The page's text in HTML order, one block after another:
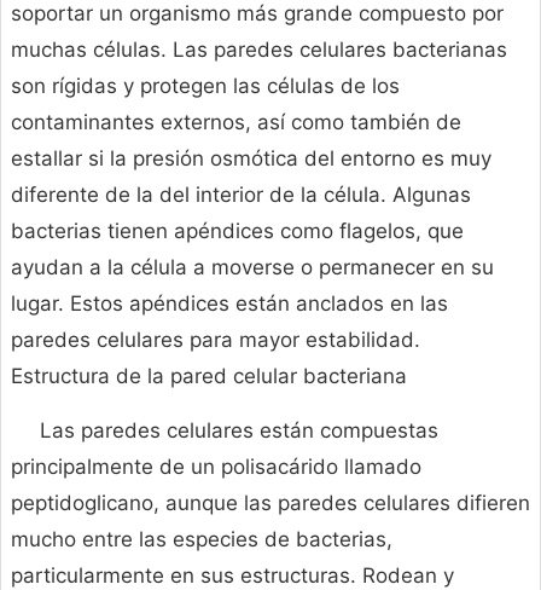
soportar un organismo más grande compuesto por
muchas células. Las paredes celulares bacterianas
son rígidas y protegen las células de los
contaminantes externos, así como también de
estallar si la presión osmótica del entorno es muy
diferente de la del interior de la célula. Algunas
bacterias tienen apéndices como flagelos, que
ayudan a la célula a moverse o permanecer en su
lugar. Estos apéndices están anclados en las
paredes celulares para mayor estabilidad.
Estructura de la pared celular bacteriana
Las paredes celulares están compuestas
principalmente de un polisacárido llamado
peptidoglicano, aunque las paredes celulares difieren
mucho entre las especies de bacterias,
particularmente en sus estructuras. Rodean y